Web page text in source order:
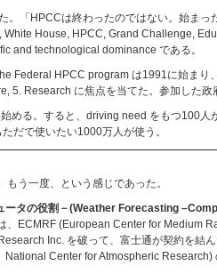
「HPCCは終わったのではない。始まっ
White House, HPCC, Grand Challenge,
and technological dominance である。
Federal HPCC program は1991に始まり
5. Research に焦点を当てた。参加した政
める。すると、driving need をもつ100人
だで使いたい1000万人が使う。
う一度、という感じであった。
ータの役割－(Weather Forecasting
、ECMRF (European Center for Medium
Inc. を破って、富士通が契約を
National Center for Atmospheric